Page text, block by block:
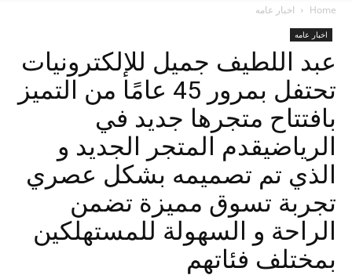
Home اخبار عامه
اخبار عامه
عبد اللطيف جميل للإلكترونيات
تحتفل بمرور 45 عامًا من التميز
بافتتاح متجرها جديد في
الرياضيقدم المتجر الجديد و
الذي تم تصميمه بشكل عصري
تجربة تسوق مميزة تضمن
الراحة و السهولة للمستهلكين
بمختلف فئاتهم